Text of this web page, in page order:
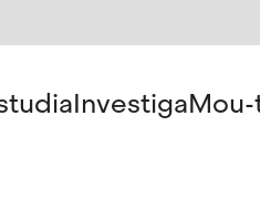
Investiga